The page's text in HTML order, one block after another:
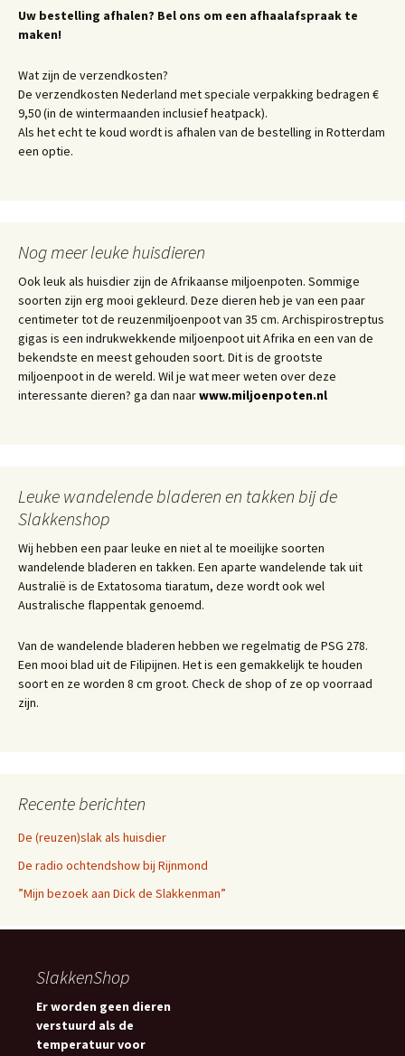
Uw bestelling afhalen? Bel ons om een afhaalafspraak te
maken!
Wat zijn de verzendkosten?
De verzendkosten Nederland met speciale verpakking bedragen €
9,50 (in de wintermaanden inclusief heatpack).
Als het echt te koud wordt is afhalen van de bestelling in Rotterdam
een optie.
Nog meer leuke huisdieren
Ook leuk als huisdier zijn de Afrikaanse miljoenpoten. Sommige
soorten zijn erg mooi gekleurd. Deze dieren heb je van een paar
centimeter tot de reuzenmiljoenpoot van 35 cm. Archispirostreptus
gigas is een indrukwekkende miljoenpoot uit Afrika en een van de
bekendste en meest gehouden soort. Dit is de grootste
miljoenpoot in de wereld. Wil je wat meer weten over deze
interessante dieren? ga dan naarwww.miljoenpoten.nl
Leuke wandelende bladeren en takken bij de
Slakkenshop
Wij hebben een paar leuke en niet al te moeilijke soorten
wandelende bladeren en takken. Een aparte wandelende tak uit
Australië is de Extatosoma tiaratum, deze wordt ook wel
Australische flappentak genoemd.
Van de wandelende bladeren hebben we regelmatig de PSG 278.
Een mooi blad uit de Filipijnen. Het is een gemakkelijk te houden
soort en ze worden 8 cm groot. Check de shop of ze op voorraad
zijn.
Recente berichten
De (reuzen)slak als huisdier
De radio ochtendshow bij Rijnmond
”Mijn bezoek aan Dick de Slakkenman”
SlakkenShop
Er worden geen dieren
verstuurd als de
temperatuur voor